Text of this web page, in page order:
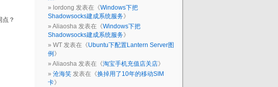
？
lordong 发表在《Windows下把
Shadowsocks建成系统服务》
Aliaosha 发表在《Windows下把
Shadowsocks建成系统服务》
WT 发表在《Ubuntu下配置Lantern Server图
例 》
Aliaosha 发表在《淘宝手机充值店关店》
沧海笑 发表在《换掉用了10年的移动SIM
卡》